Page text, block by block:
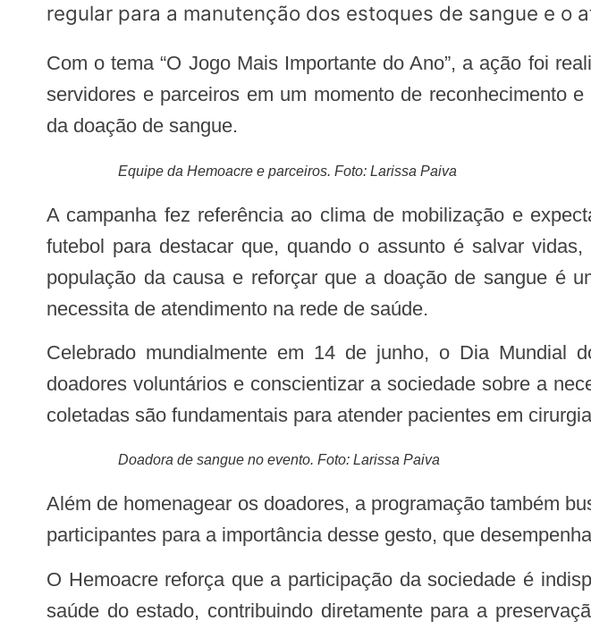
regular para a manutenção dos estoques de sangue e o
Com o tema “O Jogo Mais Importante do Ano”, a ação foi realizada na sede do Hemoacre, em Rio Branco, reunindo doadores,
servidores e parceiros em um momento de reconhecimento
da doação de sangue.
Equipe da Hemoacre e parceiros. Foto: Larissa Paiva
A campanha fez referência ao clima de mobilização e expectativa dos grandes eventos esportivos, utilizando a linguagem do
futebol para destacar que, quando o assunto é salvar
população da causa e reforçar que a doação de sangue é
necessita de atendimento na rede de saúde.
Celebrado mundialmente em 14 de junho, o Dia Mundial do Doador de Sangue é uma oportunidade para agradecer aos
doadores voluntários e conscientizar a sociedade sobre a
coletadas são fundamentais para atender pacientes em
Doadora de sangue no evento. Foto: Larissa Paiva
Além de homenagear os doadores, a programação também buscou fortalecer a cultura da doação voluntária e sensibilizar novos
participantes para a importância desse gesto, que
O Hemoacre reforça que a participação da sociedade é indispensável para garantir o fornecimento de sangue aos serviços de
saúde do estado, contribuindo diretamente para a